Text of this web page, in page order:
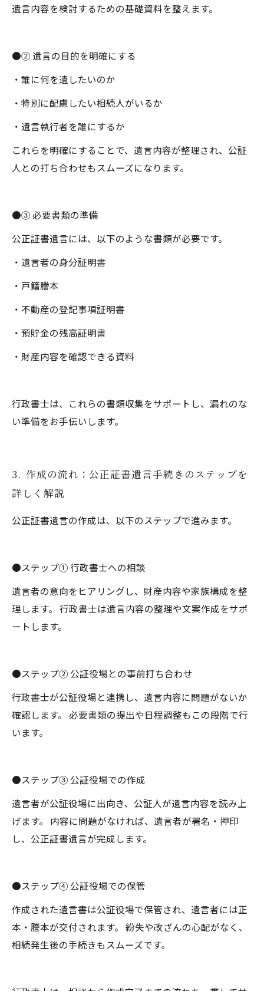
遺言内容を検討するための基礎資料を整えます。
●② 遺言の目的を明確にする
・誰に何を遺したいのか
・特別に配慮したい相続人がいるか
・遺言執行者を誰にするか
これらを明確にすることで、遺言内容が整理され、公証
人との打ち合わせもスムーズになります。
●③ 必要書類の準備
公正証書遺言には、以下のような書類が必要です。
・遺言者の身分証明書
・戸籍謄本
・不動産の登記事項証明書
・預貯金の残高証明書
・財産内容を確認できる資料
行政書士は、これらの書類収集をサポートし、漏れのな
い準備をお手伝いします。
3. 作成の流れ：公正証書遺言手続きのステップを
詳しく解説
公正証書遺言の作成は、以下のステップで進みます。
●ステップ① 行政書士への相談
遺言者の意向をヒアリングし、財産内容や家族構成を整
理します。 行政書士は遺言内容の整理や文案作成をサポ
ートします。
●ステップ② 公証役場との事前打ち合わせ
行政書士が公証役場と連携し、遺言内容に問題がないか
確認します。 必要書類の提出や日程調整もこの段階で行
います。
●ステップ③ 公証役場での作成
遺言者が公証役場に出向き、公証人が遺言内容を読み上
げます。 内容に問題がなければ、遺言者が署名・押印
し、公正証書遺言が完成します。
●ステップ④ 公証役場での保管
作成された遺言書は公証役場で保管され、遺言者には正
本・謄本が交付されます。 紛失や改ざんの心配がなく、
相続発生後の手続きもスムーズです。